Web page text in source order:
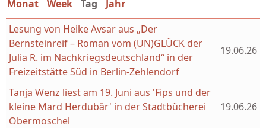
Monat Week Tag (aktiver Reiter)
Jahr
Lesung von Heike Avsar aus „Der
Bernsteinreif – Roman vom (UN)GLÜCK der
Julia R. im Nachkriegsdeutschland“ in der
Freizeitstätte Süd in Berlin-Zehlendorf
19.06.26
Tanja Wenz liest am 19. Juni aus 'Fips und der
kleine Mard Herdubär' in der Stadtbücherei
Obermoschel
19.06.26